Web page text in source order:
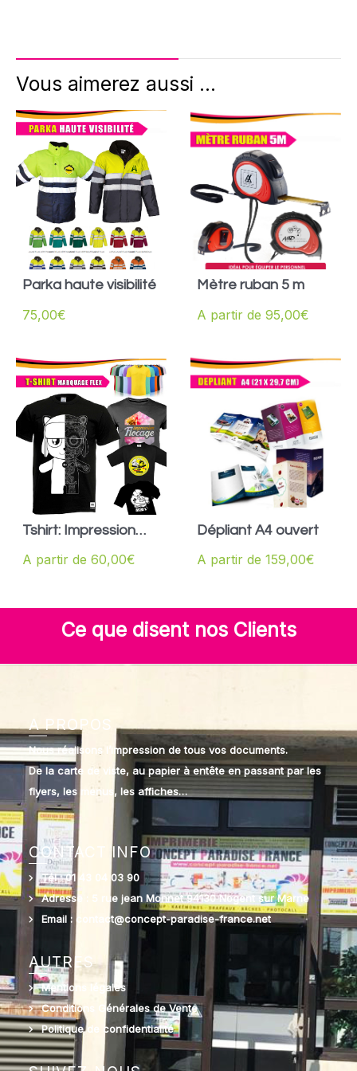
Vous aimerez aussi ...
Parka haute visibilité
75,00€
Mètre ruban 5 m
A partir de 95,00€
Tshirt: Impression
A partir de 60,00€
Dépliant A4 ouvert
A partir de 159,00€
Ce que disent nos Clients
A PROPOS
Nous réalisons l’impression de tous vos documents.
De la carte de viste, au papier à entête en passant par les
flyers, les menus, les affiches…
CONTACT INFO
Tél : 01 43 04 03 90
Adresse : 5 rue jean Monnet 94130 Nogent sur Marne
Email : contact@concept-paradise-france.net
AUTRES
Mentions légales
Conditions Générales de Vente
Politique de confidentialité